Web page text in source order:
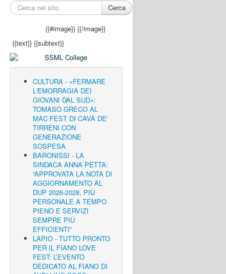
Cerca
{{#image}}{{/image}}
{{text}} {{subtext}}
CULTURA - «FERMARE
L'EMORRAGIA DEI
GIOVANI DAL SUD»:
TOMASO GRECO AL
MAC FEST DI CAVA DE'
TIRRENI CON
GENERAZIONE
SOSPESA
BARONISSI - LA
SINDACA ANNA PETTA:
“APPROVATA LA NOTA DI
AGGIORNAMENTO AL
DUP 2026-2028, PIÙ
PERSONALE A TEMPO
PIENO E SERVIZI
SEMPRE PIÙ
EFFICIENTI”
LAPIO - TUTTO PRONTO
PER IL FIANO LOVE
FEST: L’EVENTO
DEDICATO AL FIANO DI